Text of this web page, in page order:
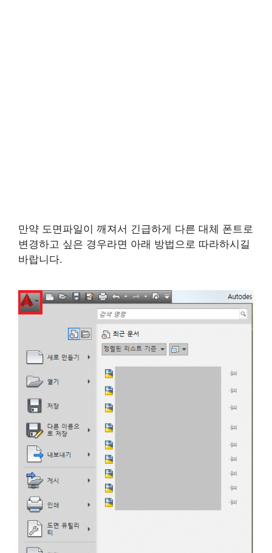
만약 도면파일이 깨져서 긴급하게 다른 대체 폰트로
변경하고 싶은 경우라면 아래 방법으로 따라하시길
바랍니다.